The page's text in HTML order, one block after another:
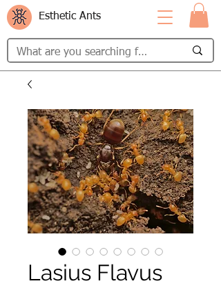
Esthetic Ants
Lasius Flavus